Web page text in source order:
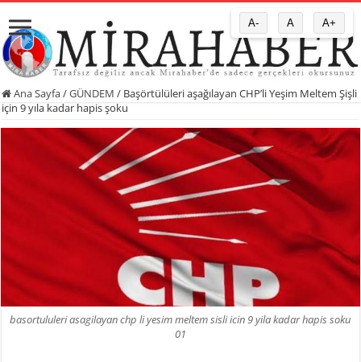
Ana Sayfa/GÜNDEM / Başörtülüleri aşağılayan CHP’li Yeşim Meltem Şişli
için 9 yıla kadar hapis şoku
basortululeri asagilayan chp li yesim meltem sisli icin 9 yila kadar hapis soku
01
A- A A+